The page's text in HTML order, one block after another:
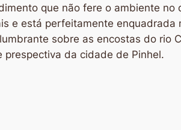
que não fere o ambiente no
e está perfeitamente enquadrada
sobre as encostas do rio
prespectiva da cidade de Pinhel.